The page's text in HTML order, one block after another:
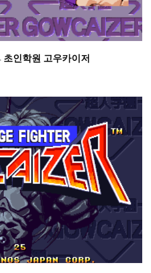
초인학원 고우카이저